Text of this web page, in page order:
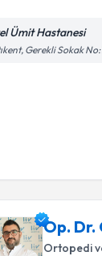
Ümit Hastanesi
Gerekli Sokak
Op. Dr.
Ortopedi